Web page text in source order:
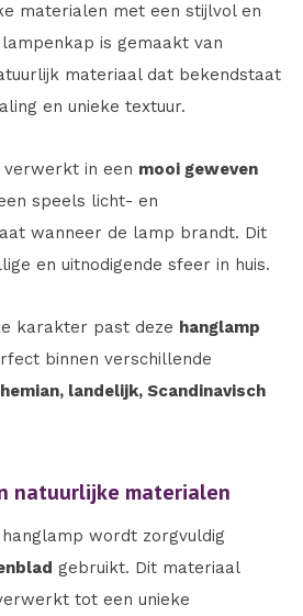
materialen met een stijlvol en
is gemaakt van
materiaal dat bekendstaat
en unieke textuur.
in een mooi geweven
speels licht- en
wanneer de lamp brandt. Dit
en uitnodigende sfeer in huis.
karakter past deze hanglamp
binnen verschillende
landelijk, Scandinavisch
natuurlijke materialen
wordt zorgvuldig
gebruikt. Dit materiaal
tot een unieke